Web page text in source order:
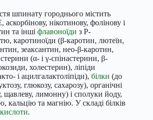
шпинату городнього містить
нікотинову, фолінову і
та інші флавоноїди з Р-
каротиноїди (β-каротин, лютеїн,
зеаксантин, нео-β-каротин,
(α- і γ-спінастерини, β-
холестерин), ліпіди
і ацилгалактоліпіди), білки (до
глюкозу, сахарозу), органічні
щавлеву, лимонну) і сполуки йоду,
кальцію та магнію. У складі білків
.